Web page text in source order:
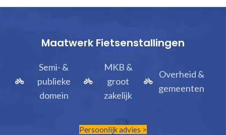
Maatwerk Fietsenstallingen
Semi- &
publieke
domein
MKB &
groot
zakelijk
Overheid &
gemeenten
Persoonlijk advies >